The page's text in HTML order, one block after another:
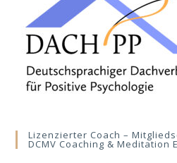
Lizenzierter Coach –
DCMV Coaching & Meditation